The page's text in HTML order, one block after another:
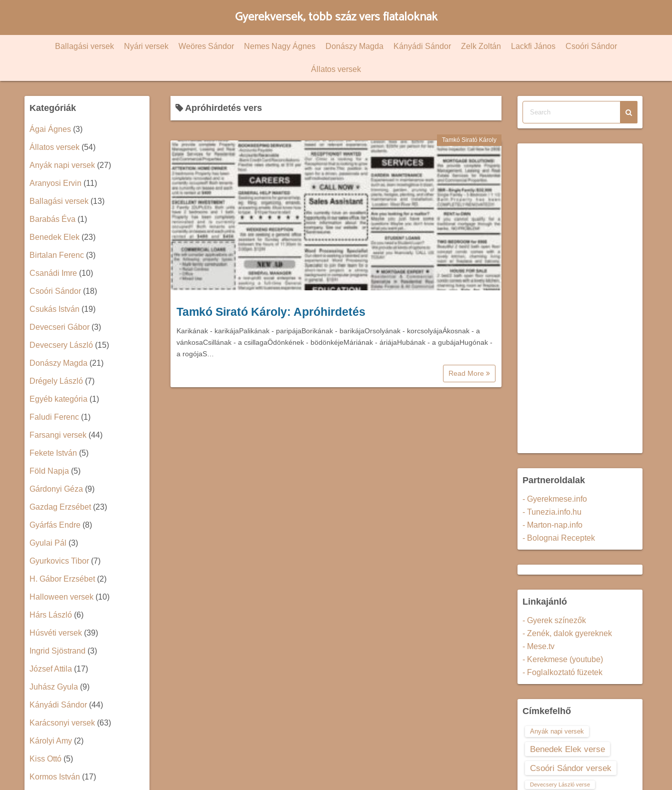
c
Gyerekversek, több száz vers fiataloknak
Ballagási versek Nyári versek Weöres Sándor Nemes Nagy Ágnes Donászy Magda Kányádi Sándor Zelk Zoltán Lackfi János Csoóri Sándor
Állatos versek
Apróhirdetés vers
Tamkó Sirató Károly
Tamkó Sirató Károly: Apróhirdetés
Karikának - karikájaPalikának - paripájaBorikának - barikájaOrsolyának - korcsolyájaÁkosnak - a
vánkosaCsillának - a csillagaÖdönkének - bödönkéjeMáriának - áriájaHubának - a gubájaHugónak -
a rogójaS…
Read More
Kategóriák
Ágai Ágnes (3)
Állatos versek (54)
Anyák napi versek (27)
Aranyosi Ervin (11)
Ballagási versek (13)
Barabás Éva (1)
Benedek Elek (23)
Birtalan Ferenc (3)
Csanádi Imre (10)
Csoóri Sándor (18)
Csukás István (19)
Devecseri Gábor (3)
Devecsery László (15)
Donászy Magda (21)
Drégely László (7)
Egyéb kategória (1)
Faludi Ferenc (1)
Farsangi versek (44)
Fekete István (5)
Föld Napja (5)
Gárdonyi Géza (9)
Gazdag Erzsébet(23)
Gyárfás Endre (8)
Gyulai Pál (3)
Gyurkovics Tibor (7)
H. Gábor Erzsébet(2)
Halloween versek (10)
Hárs László (6)
Húsvéti versek (39)
Ingrid Sjöstrand (3)
József Attila (17)
Juhász Gyula (9)
Kányádi Sándor (44)
Karácsonyi versek (63)
Károlyi Amy (2)
Kiss Ottó (5)
Kormos István (17)
Partneroldalak
- Gyerekmese.info
- Tunezia.info.hu
- Marton-nap.info
- Bolognai Receptek
Linkajánló
- Gyerek színezők
- Zenék, dalok gyereknek
- Mese.tv
- Kerekmese (youtube)
- Foglalkoztató füzetek
Címkefelhő
Anyák napi versek
Benedek Elek verse
Csoóri Sándor versek
Devecsery László verse